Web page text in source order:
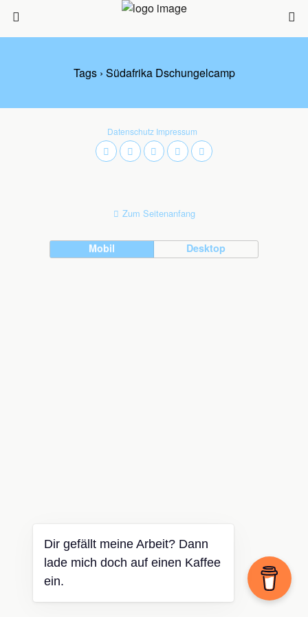
Tags › Südafrika Dschungelcamp
Datenschutz Impressum
Zum Seitenanfang
Mobil Desktop
Dir gefällt meine Arbeit? Dann
lade mich doch auf einen Kaffee
ein.